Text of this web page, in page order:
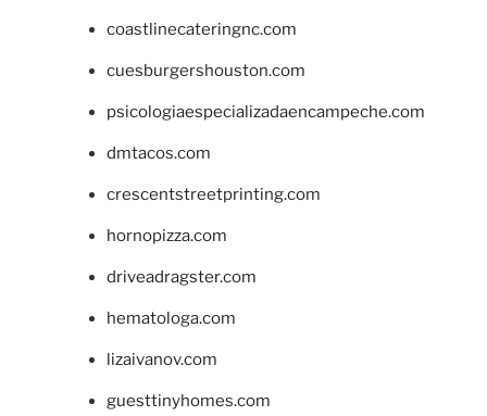
coastlinecateringnc.com
cuesburgershouston.com
psicologiaespecializadaencampeche.com
dmtacos.com
crescentstreetprinting.com
hornopizza.com
driveadragster.com
hematologa.com
lizaivanov.com
guesttinyhomes.com